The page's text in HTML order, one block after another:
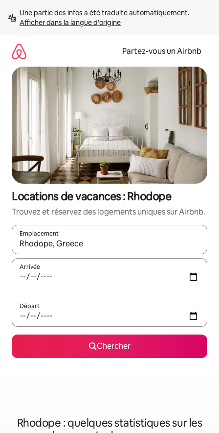
directement
Afficher dans la langue d'origine
Partez-vous un Airbnb
Locations de vacances : Rhodope
Trouvez et réservez des logements uniques sur Airbnb.
Emplacement
Quand les résultats sont affichés, parcourez-les en utilisant
Arrivée
Départ
Chercher
Rhodope : quelques statistiques sur les